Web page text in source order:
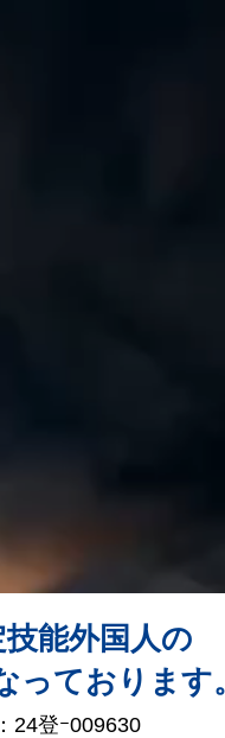
能外国人の
っております
24登ｰ009630